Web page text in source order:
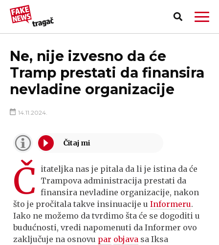
PRIJAVI LAŽNU VEST!
Ne, nije izvesno da će
Tramp prestati da finansira
nevladine organizacije
14.11.2024.
Č
itateljka nas je pitala da li je istina da će
Trampova administracija prestati da
finansira nevladine organizacije, nakon
što je pročitala takve insinuacije uInformeru.
Iako ne možemo da tvrdimo šta će se dogoditi u
budućnosti, vredi napomenuti da Informer ovo
zaključuje na osnovu par objava sa Iksa